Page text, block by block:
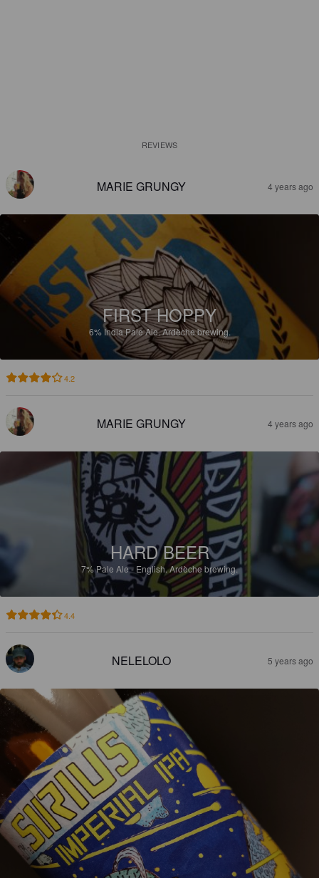
REVIEWS
MARIE GRUNGY 4 years ago
FIRST HOPPY
6%India Pale Ale.Ardèche brewing.
4.2
MARIE GRUNGY 4 years ago
HARD BEER
7%Pale Ale - English.Ardèche brewing.
4.4
NELELOLO 5 years ago